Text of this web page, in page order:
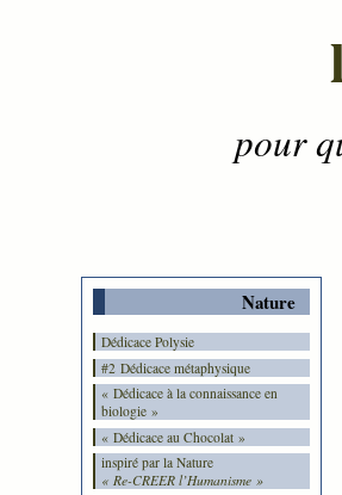
pour
Nature
Dédicace Polysie
#2 Dédicace métaphysique
« Dédicace à la connaissance en
biologie »
« Dédicace au Chocolat »
inspiré par la Nature
« Re-CREER l’Humanisme »